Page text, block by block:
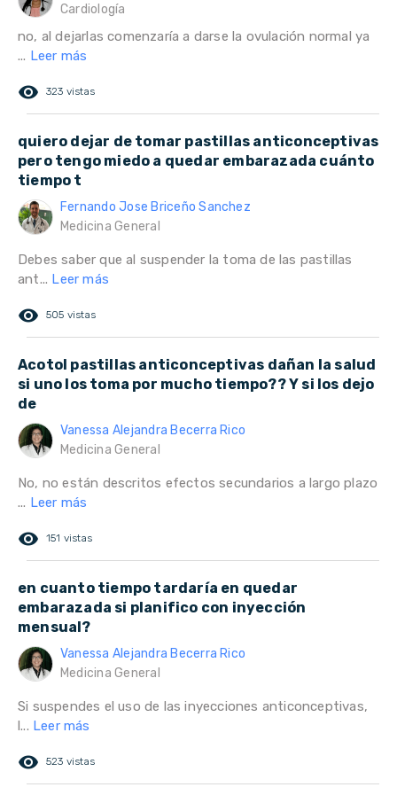
Cardiología
no, al dejarlas comenzaría a darse la ovulación normal ya
... Leer más
remove_red_eye 323 vistas
quiero dejar de tomar pastillas anticonceptivas
pero tengo miedo a quedar embarazada cuánto
tiempo t
Fernando Jose Briceño Sanchez
Medicina General
Debes saber que al suspender la toma de las pastillas
ant... Leer más
remove_red_eye 505 vistas
Acotol pastillas anticonceptivas dañan la salud
si uno los toma por mucho tiempo?? Y si los dejo
de
Vanessa Alejandra Becerra Rico
Medicina General
No, no están descritos efectos secundarios a largo plazo
... Leer más
remove_red_eye 151 vistas
en cuanto tiempo tardaría en quedar
embarazada si planifico con inyección
mensual?
Vanessa Alejandra Becerra Rico
Medicina General
Si suspendes el uso de las inyecciones anticonceptivas,
l... Leer más
remove_red_eye 523 vistas